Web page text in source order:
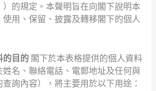
）的規定。本聲明旨在向閣下說明本
使用、保留、披露及轉移閣下的個人
的目的 閣下於本表格提供的個人資料
姓名、聯絡電話、電郵地址及任何與
詢內容），將主要用於以下用途：